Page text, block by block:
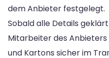
dem Anbieter festgelegt.
Sobald alle Details
Mitarbeiter des Anbieters
und Kartons sicher im